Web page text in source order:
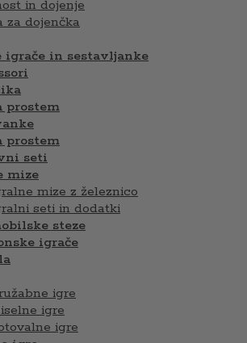
in dojenje
za dojenčka
igrače in sestavljanke
prostem
prostem
seti
mize
mize z železnico
seti in dodatki
steze
igrače
igre
igre
igre